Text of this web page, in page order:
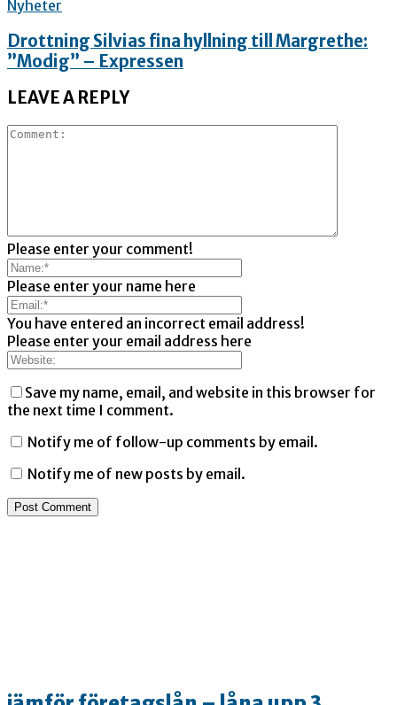
Nyheter
Drottning Silvias fina hyllning till Margrethe:
”Modig” – Expressen
LEAVE A REPLY
Please enter your comment!
Please enter your name here
You have entered an incorrect email address!
Please enter your email address here
Save my name, email, and website in this browser for
the next time I comment.
Notify me of follow-up comments by email.
Notify me of new posts by email.